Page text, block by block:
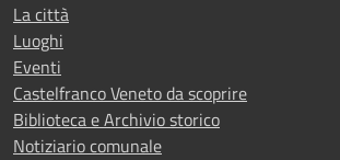
La città
Luoghi
Eventi
Castelfranco Veneto da scoprire
Biblioteca e Archivio storico
Notiziario comunale